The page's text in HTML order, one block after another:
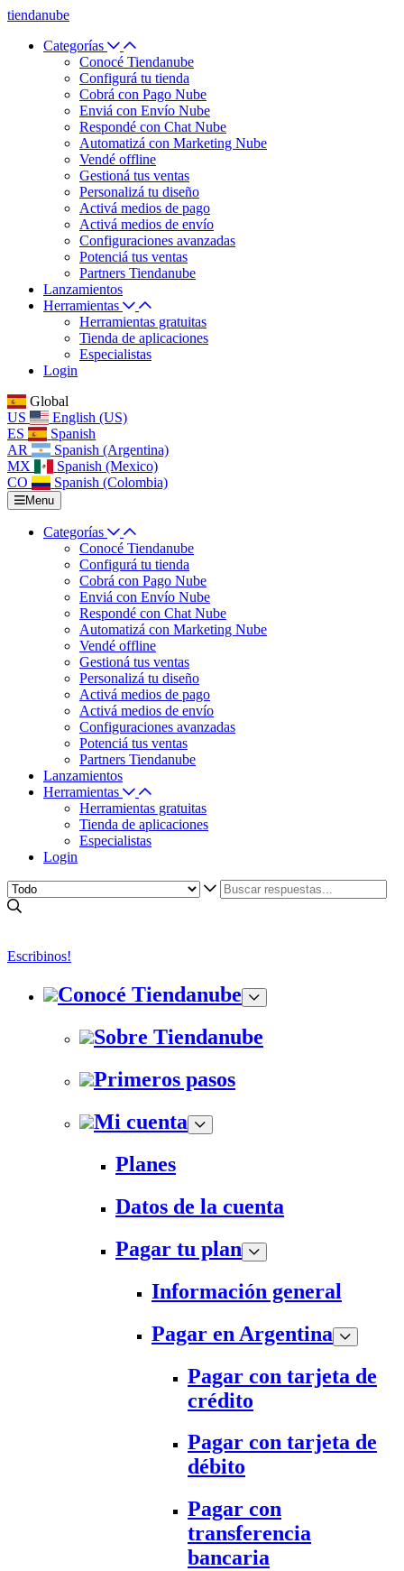
tiendanube
Categorías
Conocé Tiendanube
Configurá tu tienda
Cobrá con Pago Nube
Enviá con Envío Nube
Respondé con Chat Nube
Automatizá con Marketing Nube
Vendé offline
Gestioná tus ventas
Personalizá tu diseño
Activá medios de pago
Activá medios de envío
Configuraciones avanzadas
Potenciá tus ventas
Partners Tiendanube
Lanzamientos
Herramientas
Herramientas gratuitas
Tienda de aplicaciones
Especialistas
Login
Global
US
English (US)
ES
Spanish
AR
Spanish (Argentina)
MX
Spanish (Mexico)
CO
Spanish (Colombia)
Menu
Categorías
Conocé Tiendanube
Configurá tu tienda
Cobrá con Pago Nube
Enviá con Envío Nube
Respondé con Chat Nube
Automatizá con Marketing Nube
Vendé offline
Gestioná tus ventas
Personalizá tu diseño
Activá medios de pago
Activá medios de envío
Configuraciones avanzadas
Potenciá tus ventas
Partners Tiendanube
Lanzamientos
Herramientas
Herramientas gratuitas
Tienda de aplicaciones
Especialistas
Login
Escribinos!
Conocé Tiendanube
Sobre Tiendanube
Primeros pasos
Mi cuenta
Planes
Datos de la cuenta
Pagar tu plan
Información general
Pagar en Argentina
Pagar con tarjeta de
crédito
Pagar con tarjeta de
débito
Pagar con
transferencia
bancaria